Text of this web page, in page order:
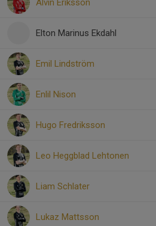
Alvin Eriksson
Elton Marinus Ekdahl
Emil Lindström
Enlil Nison
Hugo Fredriksson
Leo Heggblad Lehtonen
Liam Schlater
Lukaz Mattsson